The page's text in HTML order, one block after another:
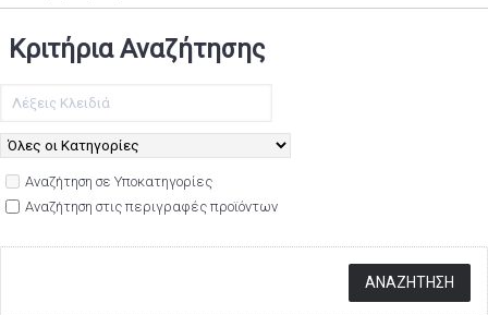
Κριτήρια Αναζήτησης
Αναζήτηση σε Υποκατηγορίες
Αναζήτηση στις περιγραφές προϊόντων